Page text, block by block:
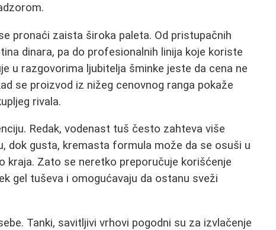
pronaći zaista široka paleta. Od pristupačnih
dinara, pa do profesionalnih linija koje koriste
u razgovorima ljubitelja šminke jeste da cena ne
se proizvod iz nižeg cenovnog ranga pokaže
rivala.
Redak, vodenast tuš često zahteva više
dok gusta, kremasta formula može da se osuši u
Zato se neretko preporučuje korišćenje
gel tuševa i omogućavaju da ostanu sveži
Tanki, savitljivi vrhovi pogodni su za izvlačenje